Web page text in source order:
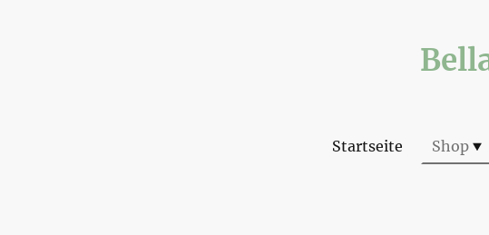
Startseite Shop